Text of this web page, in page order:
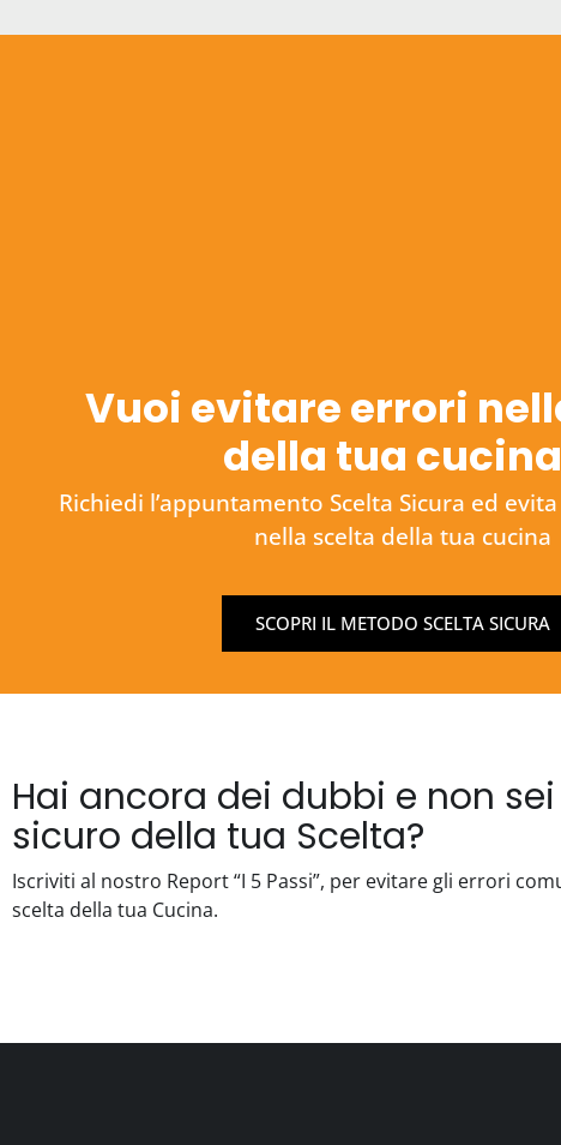
Vuoi evitare errori
della tua
Richiedi l’appuntamento Scelta Sicura ed
nella scelta della tua cucina
SCOPRI IL METODO SCELTA SICURA
Hai ancora dei dubbi e non sei
sicuro della tua Scelta?
Iscriviti al nostro Report “I 5 Passi”, per evitare gli errori
scelta della tua Cucina.